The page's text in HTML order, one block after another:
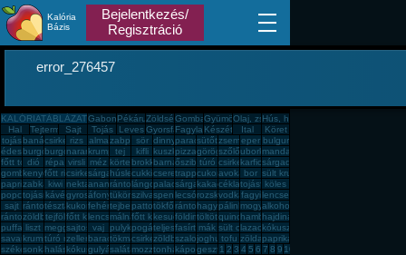
Kalória
Bázis
Bejelentkezés/
Regisztráció
error_276457
KALÓRIATÁBLÁZATGabona, mag, örlemény
Pékáru, édesség, sütemény, rágcsa, tészta
Zöldség, fűszer
GombaGyümölcsOlaj, zsíradékHús, húskészítmény
Hal
TejtermékSajt Tojás Leves Gyorsfagyasztott, dobozos, konzerv étel
Fagylalt, jégkrém
Készétel Ital
Köret
tojás banáncsirkemell
rizs alma zabpehely
sör dinnyeparadicsom
sütőtökzsemleeper bulgur
édesburgonya
burgonyaburgonyanarancskrumplitej kifli kuszkusz
pizzagörögdinnye
szőlőuborkamandarin
főtt tojás
dió répa virsli méz körte brokkolibarnarizsőszibarack
túró csirkecomb
karfiolsárgadinnye
gombakenyérfőtt rizscsirkemájsárgarépa
húslevescukkinicseresznyetrappista sajt
cukoravokádó
bor sült krumpli
paprikazabkása
kiwi nektarinananászrántott hús
lángospalacsintasárgabarack
kakaós csiga
céklatojásfehérje
köles
popcorntojásrántotta
kávégyrosáfonyatükörtojás
szilvaspenótlecsórozskenyér
vodkafagyi lencse
sajt rántott csirkemell
tésztakukoricafehér kenyér
tejbegrízpattogatott kukorica
tökfőzelék
rántottahagymapálinkamogyoróalkohol
rántott sajt
zöldbabtejfölfőtt kukorica
lencsefőzelék
málnafőtt krumpli
kesudióföldimogyoró
töltött káposzta
quinoahamburger
hajdina
puffasztott rizs
liszt meggysajtos pogácsa
vaj pulykamell
pogácsateljes kiőrlésû kenyér
fasírt mák sült csirkecomb
lazackókuszzsír
savanyú káposzta
krumplipüré
túró rudizellerbaracktökmagcsirkemell sonka
zöldbabfőzelék
szalonnajoghurttofu zöldalmapaprikás krumpli
székelykáposzta
sonkahalászlékókuszreszelék
gulyásleves
salátamozzarella
tonhalkáposztagesztenye
1 2 3 4 5 6 7 8 9 10